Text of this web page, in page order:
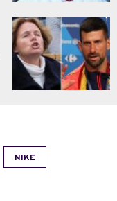
1
NIKE